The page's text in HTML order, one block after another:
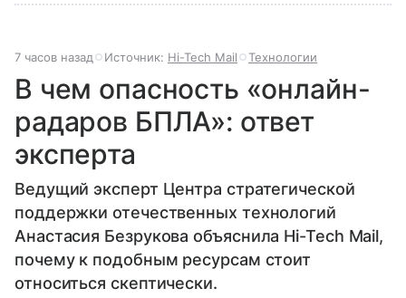
7 часов назад Источник: Hi-Tech Mail Технологии
В чем опасность «онлайн-
радаров БПЛА»: ответ
эксперта
Ведущий эксперт Центра стратегической
поддержки отечественных технологий
Анастасия Безрукова объяснила Hi-Tech Mail,
почему к подобным ресурсам стоит
относиться скептически.